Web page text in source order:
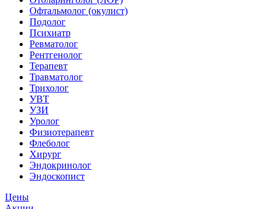
Офтальмолог (окулист)
Подолог
Психиатр
Ревматолог
Рентгенолог
Терапевт
Травматолог
Трихолог
УВТ
УЗИ
Уролог
Физиотерапевт
Флеболог
Хирург
Эндокринолог
Эндоскопист
Цены